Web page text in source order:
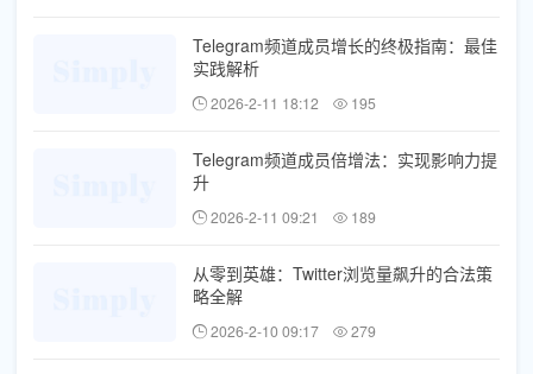
Telegram频道成员增长的终极指南：最佳
实践解析
2026-2-11 18:12 195
Telegram频道成员倍增法：实现影响力提
升
2026-2-11 09:21 189
从零到英雄：Twitter浏览量飙升的合法策
略全解
2026-2-10 09:17 279